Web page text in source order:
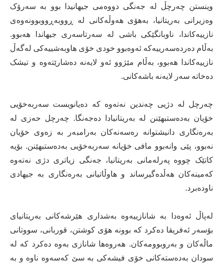
وینستن چەرچڵ لە جەنگی دووەمی جیهانیدا بوو بە سەرۆک
وەزیرانی بەریتانیا، بەهۆی هەوڵەکانی لە ڕووبەڕووبوونەوەی
نازییەکاندا، ناوبانگێکی باشی لە سەرتاسەری جیهاندا هەبوو.
بەڵام دەردەسەرییەکە ئەوەبوو خودی خۆی هاوبەشییەکی لەگەڵ
نازییەکاندا هەبوو، بەڵام مێژوو ئەو لایەنە دەشارێتەوە و تیشک
دەخاتە سەر لایەنە باشەکانی.
چەرچل لە دژیی چەندین نەتەوە کە دەیانویست سەربەخۆیی
خۆیان بەدەستبهێنن لە بەریتانیادا دەجەنگا. چەرچل حەزی لە
بەرەنگاری دانیشتوانە رەسەنەکان بەرامبەر بە زەوی خۆیان
نەبوو، پێی وانەبوو مافی خۆیانە سەربەخۆیی بەدەستبهێنن. بۆیە
کاتێک چووە پەرلەمانی بەریتانیا، جەنگی زیاتری دژی نەتەوە
کەمینەکان هەڵدەگیرساند و هاوڵاتیانی بەرەنگاری بە جیهادی
ناودەبرد.
لەپاڵ ئەوەدا بە شانازییەوە بەشداری هێرشەکانی بەریتانیای
بۆسەر ئەفریقا دەکرد کە بوونە هۆی کوشتن، قوربانی، سووتانی
ماڵەکان و بەروبوومەکان. هەروەها شانازی بەوە دەکرد کە لە
سودان بەدەستەکانی خۆی فیشەکی بە سێ کەسەوە ناوە و بە